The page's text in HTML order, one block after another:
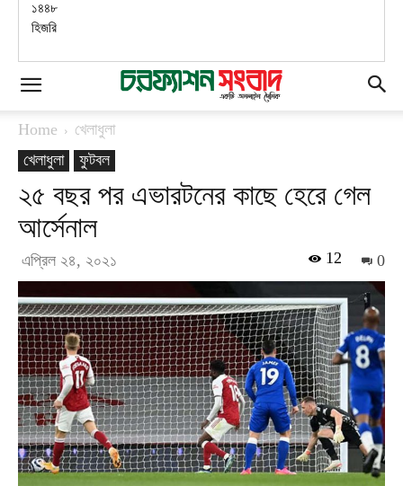
১৪৪৮
হিজরি
Home
খেলাধুলা
খেলাধুলা
ফুটবল
২৫ বছর পর এভারটনের কাছে হেরে গেল
আর্সেনাল
এপ্রিল ২৪, ২০২১ 0
12